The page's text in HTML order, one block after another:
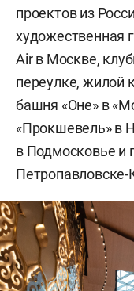
проектов из
художественная
Air в Москве,
переулке, жилой
башня «Оне» в
«Прокшевель» в
в Подмосковье и